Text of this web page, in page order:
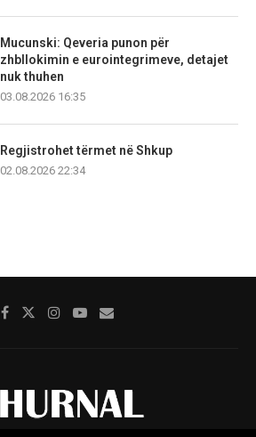
Mucunski: Qeveria punon për
zhbllokimin e eurointegrimeve, detajet
nuk thuhen
03.08.2026 16:35
Regjistrohet tërmet në Shkup
02.08.2026 22:34